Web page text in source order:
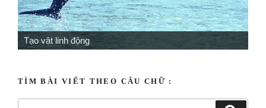
Tạo vật linh động
TÌM BÀI VIẾT THEO CÂU CHỮ :